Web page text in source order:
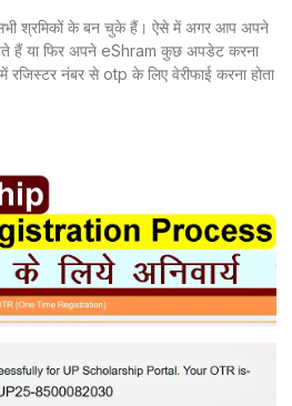
श्रमिकों के बन चुके हैं। ऐसे में अगर आप अपने
हैं या फिर अपने eShram कुछ अपडेट करना
नंबर से otp के लिए वेरीफाई करना होता